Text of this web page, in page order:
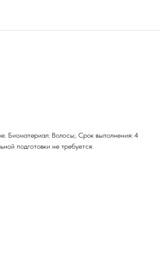
Биоматериал: Волосы;. Срок выполнения: 4
подготовки не требуется.